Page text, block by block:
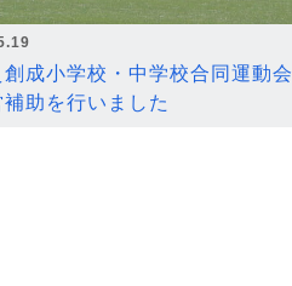
創成小学校・中学校合同運動会
補助を行いました